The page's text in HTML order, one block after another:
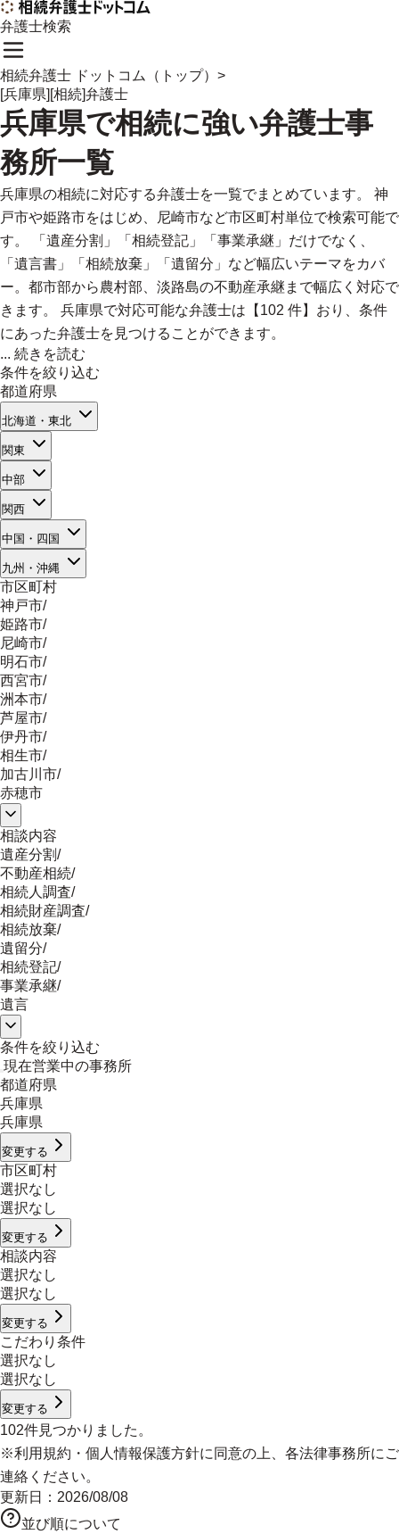
弁護士検索
相続弁護士 ドットコム（トップ） >
[兵庫県][相続]弁護士
兵庫県で相続に強い弁護士事
務所一覧
兵庫県の相続に対応する弁護士を一覧でまとめています。 神
戸市や姫路市をはじめ、尼崎市など市区町村単位で検索可能で
す。 「遺産分割」「相続登記」「事業承継」だけでなく、
「遺言書」「相続放棄」「遺留分」など幅広いテーマをカバ
ー。都市部から農村部、淡路島の不動産承継まで幅広く対応で
きます。 兵庫県で対応可能な弁護士は【102 件】おり、条件
にあった弁護士を見つけることができます。
... 続きを読む
条件を絞り込む
都道府県
北海道・東北
関東
中部
関西
中国・四国
九州・沖縄
市区町村
神戸市/
姫路市/
尼崎市/
明石市/
西宮市/
洲本市/
芦屋市/
伊丹市/
相生市/
加古川市/
赤穂市
相談内容
遺産分割/
不動産相続/
相続人調査/
相続財産調査/
相続放棄/
遺留分/
相続登記/
事業承継/
遺言
条件を絞り込む
現在営業中の事務所
都道府県
兵庫県
兵庫県
変更する
市区町村
選択なし
選択なし
変更する
相談内容
選択なし
選択なし
変更する
こだわり条件
選択なし
選択なし
変更する
102件見つかりました。
※利用規約 ・ 個人情報保護方針に同意の上、各法律事務所にご
連絡ください。
更新日： 2026/08/08
並び順について